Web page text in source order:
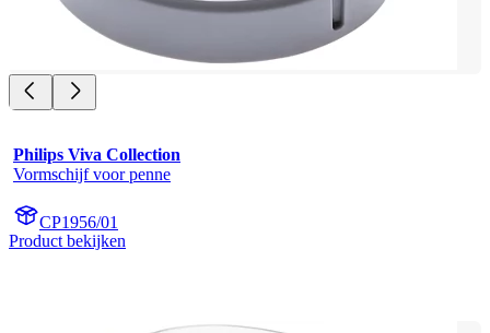
Philips Viva Collection
Vormschijf voor penne
CP1956/01
Product bekijken